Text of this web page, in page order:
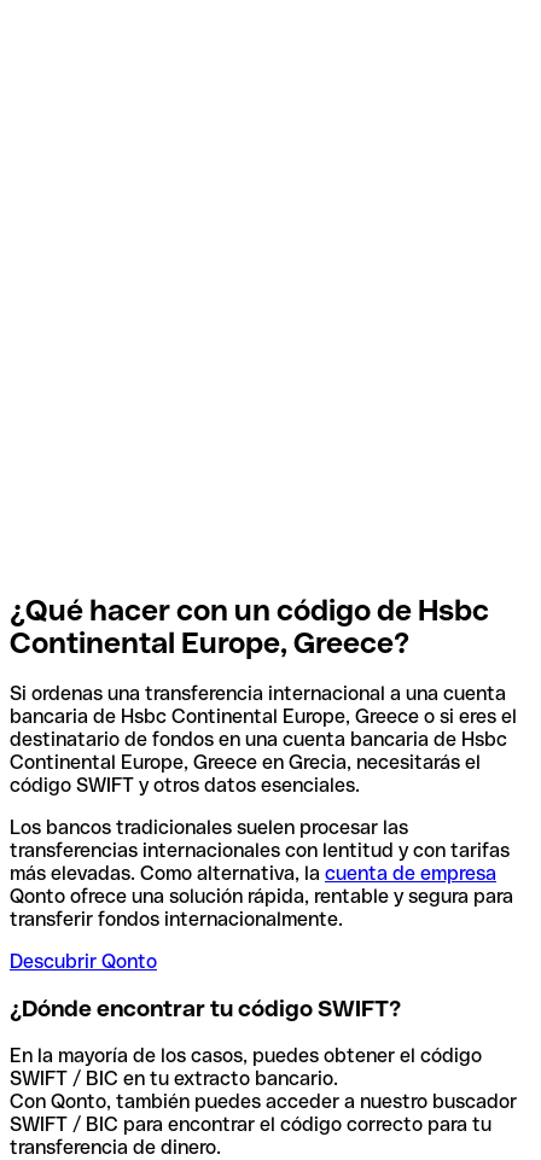
¿Qué hacer con un código de Hsbc
Continental Europe, Greece?
Si ordenas una transferencia internacional a una cuenta
bancaria de Hsbc Continental Europe, Greece o si eres el
destinatario de fondos en una cuenta bancaria de Hsbc
Continental Europe, Greece en Grecia, necesitarás el
código SWIFT y otros datos esenciales.
Los bancos tradicionales suelen procesar las
transferencias internacionales con lentitud y con tarifas
más elevadas. Como alternativa, la cuenta de empresa
Qonto ofrece una solución rápida, rentable y segura para
transferir fondos internacionalmente.
Descubrir Qonto
¿Dónde encontrar tu código SWIFT?
En la mayoría de los casos, puedes obtener el código
SWIFT / BIC en tu extracto bancario.
Con Qonto, también puedes acceder a nuestro buscador
SWIFT / BIC para encontrar el código correcto para tu
transferencia de dinero.